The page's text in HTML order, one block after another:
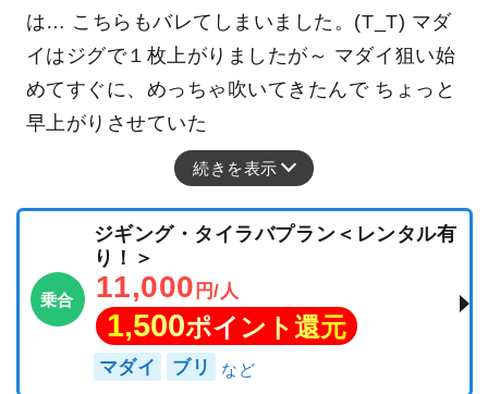
は… こちらもバレてしまいました。(T_T) マダ
イはジグで１枚上がりましたが～ マダイ狙い始
めてすぐに、めっちゃ吹いてきたんで ちょっと
早上がりさせていた
続きを表示
乗合
ジギング・タイラバプラン＜レンタル有
り！＞
11,000 円/人
1,500ポイント還元
マダイ ブリ